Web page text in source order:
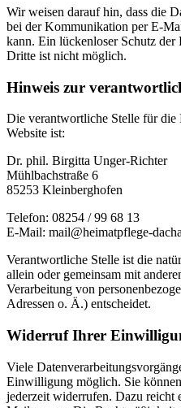
Wir weisen darauf hin, dass die
bei der Kommunikation per E-
kann. Ein lückenloser Schutz
Dritte ist nicht möglich.
Hinweis zur
Die verantwortliche Stelle für die
Website ist:
Dr. phil. Birgitta Unger-Richter
Mühlbachstraße 6
85253 Kleinberghofen
Telefon: 08254 / 99 68 13
E-Mail: mail@heimatpflege-
Verantwortliche Stelle ist die
allein oder gemeinsam mit
Verarbeitung von
Adressen o. Ä.) entscheidet.
Widerruf Ihrer
Viele
Einwilligung möglich. Sie
jederzeit widerrufen. Dazu